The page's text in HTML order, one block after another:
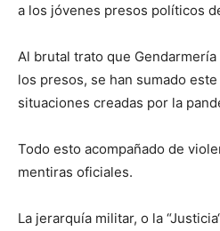
a los jóvenes presos políticos
Al brutal trato que
los presos, se han sumado
situaciones creadas por la
Todo esto acompañado de
mentiras oficiales.
La jerarquía militar, o la